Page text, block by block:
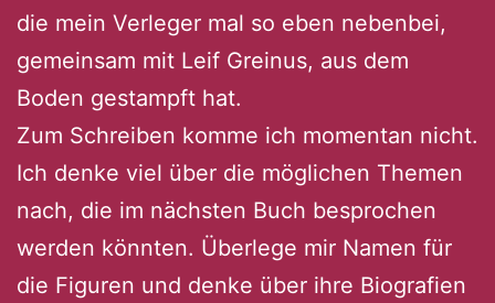
die mein Verleger mal so eben nebenbei,
gemeinsam mit Leif Greinus, aus dem
Boden gestampft hat.
Zum Schreiben komme ich momentan nicht.
Ich denke viel über die möglichen Themen
nach, die im nächsten Buch besprochen
werden könnten. Überlege mir Namen für
die Figuren und denke über ihre Biografien